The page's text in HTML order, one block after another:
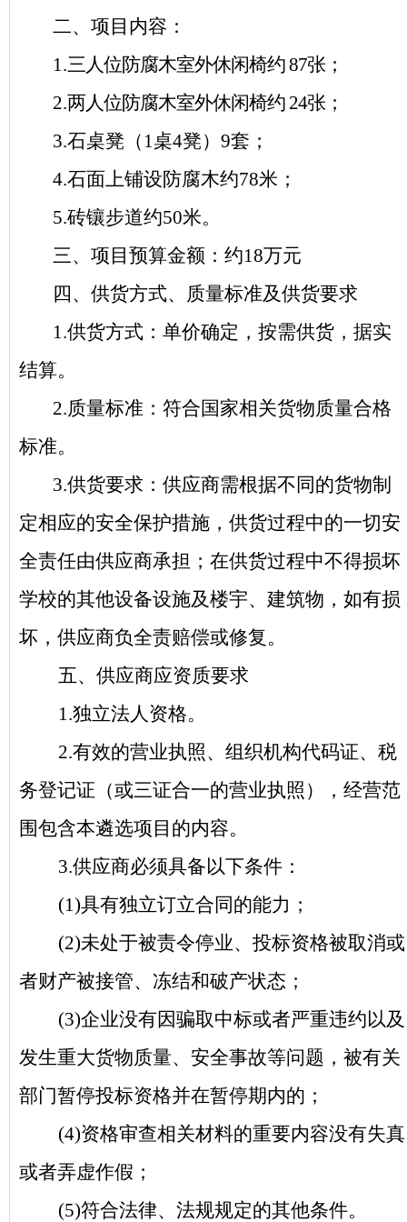
二、项目内容：
1.三人位防腐木室外休闲椅约 87张；
2.两人位防腐木室外休闲椅约 24张；
3.石桌凳（1桌4凳）9套；
4.石面上铺设防腐木约78米；
5.砖镶步道约50米。
三、项目预算金额：约18万元
四、供货方式、质量标准及供货要求
1.供货方式：单价确定，按需供货，据实
结算。
2.质量标准：符合国家相关货物质量合格
标准。
3.供货要求：供应商需根据不同的货物制
定相应的安全保护措施，供货过程中的一切安
全责任由供应商承担；在供货过程中不得损坏
学校的其他设备设施及楼宇、建筑物，如有损
坏，供应商负全责赔偿或修复。
五、供应商应资质要求
1.独立法人资格。
2.有效的营业执照、组织机构代码证、税
务登记证（或三证合一的营业执照），经营范
围包含本遴选项目的内容。
3.供应商必须具备以下条件：
(1)具有独立订立合同的能力；
(2)未处于被责令停业、投标资格被取消或
者财产被接管、冻结和破产状态；
(3)企业没有因骗取中标或者严重违约以及
发生重大货物质量、安全事故等问题，被有关
部门暂停投标资格并在暂停期内的；
(4)资格审查相关材料的重要内容没有失真
或者弄虚作假；
(5)符合法律、法规规定的其他条件。